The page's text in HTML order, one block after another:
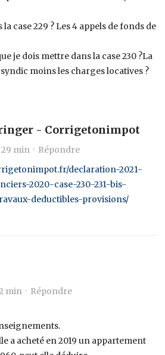
case 229 ? Les 4 appels de fonds de
je dois mettre dans la case 230 ?La
moins les charges locatives ?
- Corrigetonimpot
min · Répondre
declaration-2021-
2020-case-230-231-bis-
deductibles-provisions/
min · Répondre
a acheté en 2019 un appartement